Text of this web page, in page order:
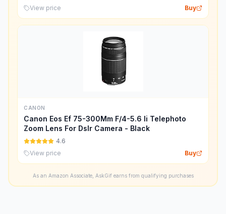
View price
Buy
CANON
Canon Eos Ef 75-300Mm F/4-5.6 Ii Telephoto
Zoom Lens For Dslr Camera - Black
4.6
View price
Buy
As an Amazon Associate, AskGif earns from qualifying purchases